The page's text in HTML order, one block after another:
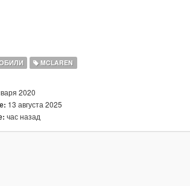
MCLAREN
2020
13 августа 2025
час назад